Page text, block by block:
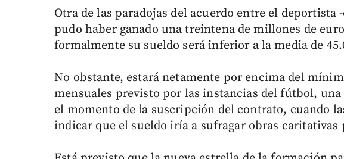
Otra de las paradojas del acuerdo entre el deportista
pudo haber ganado una treintena de millones de
formalmente su sueldo será inferior a la media de
No obstante, estará netamente por encima del
mensuales previsto por las instancias del fútbol, una
el momento de la suscripción del contrato, cuando
indicar que el sueldo iría a sufragar obras caritativas